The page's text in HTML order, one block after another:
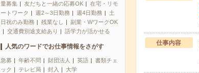
量募集
友だちと一緒の応募OK
在宅・リモ
ートワーク
週2～3日勤務 週4日勤務
土
日祝のみ勤務
残業なし
副業・WワークOK
交通費別途支給あり
語学力が活かせる
人気のワードでお仕事情報をさがす
急募 年齢不問 財団法人 英語
書類チェ
ック
テレビ局 封入 大学
仕事内容